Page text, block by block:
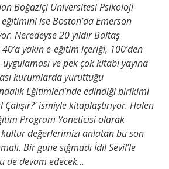
Boğaziçi Üniversitesi Psikoloji
ise Boston’da Emerson
Neredeyse 20 yıldır Baltaş
40’a yakın e-eğitim içeriği, 100’den
ve pek çok kitabı yayına
kurumlarda yürüttüğü
Eğitimleri’nde edindiği birikimi
Çalışır?’ ismiyle kitaplaştırıyor. Halen
Program Yöneticisi olarak
kültür değerlerimizi anlatan bu son
Bir güne sığmadı İdil Sevil’le
de devam edecek…